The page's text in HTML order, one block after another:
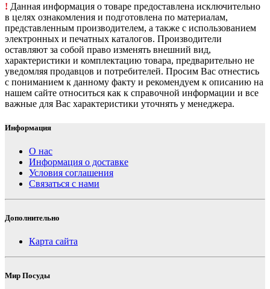
! Данная информация о товаре предоставлена исключительно
в целях ознакомления и подготовлена по материалам,
представленным производителем, а также с использованием
электронных и печатных каталогов. Производители
оставляют за собой право изменять внешний вид,
характеристики и комплектацию товара, предварительно не
уведомляя продавцов и потребителей. Просим Вас отнестись
с пониманием к данному факту и рекомендуем к описанию на
нашем сайте относиться как к справочной информации и все
важные для Вас характеристики уточнять у менеджера.
Информация
О нас
Информация о доставке
Условия соглашения
Связаться с нами
Дополнительно
Карта сайта
Мир Посуды